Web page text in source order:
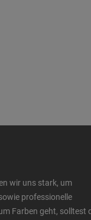
wir uns stark, um
professionelle
Farben geht, solltest